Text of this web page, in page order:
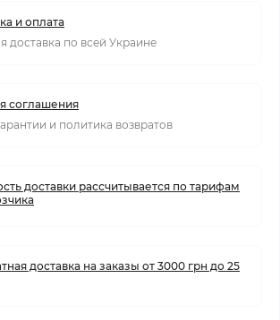
и оплата
доставка по всей Украине
соглашения
и политика возвратов
доставки рассчитывается по тарифам
доставка на заказы от 3000 грн до 25